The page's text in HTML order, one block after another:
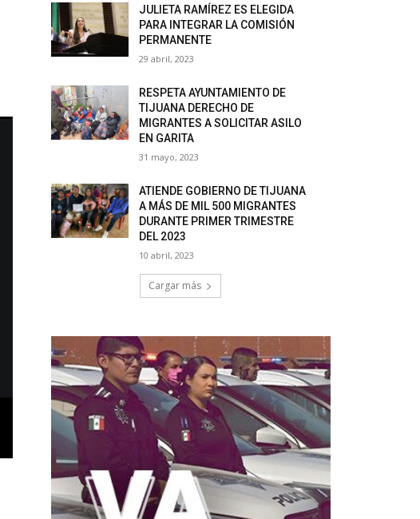
JULIETA RAMÍREZ ES ELEGIDA
PARA INTEGRAR LA COMISIÓN
PERMANENTE
29 abril, 2023
RESPETA AYUNTAMIENTO DE
TIJUANA DERECHO DE
MIGRANTES A SOLICITAR ASILO
EN GARITA
31 mayo, 2023
ATIENDE GOBIERNO DE TIJUANA
A MÁS DE MIL 500 MIGRANTES
DURANTE PRIMER TRIMESTRE
DEL 2023
10 abril, 2023
Cargar más